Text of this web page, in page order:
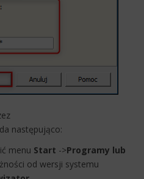
następująco:
menu Start ->Programy lub
od wersji systemu